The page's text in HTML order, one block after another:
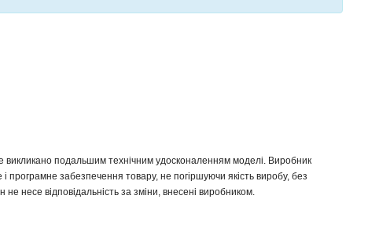
викликано подальшим технічним удосконаленням моделі. Виробник
програмне забезпечення товару, не погіршуючи якість виробу, без
несе відповідальність за зміни, внесені виробником.